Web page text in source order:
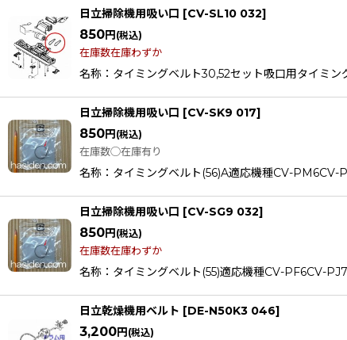
日立掃除機用吸い口 [CV-SL10 032]
850円 (税込)
在庫数在庫わずか
名称：タイミングベルト30,52セット吸口用タイ
日立掃除機用吸い口 [CV-SK9 017]
850円 (税込)
在庫数◯在庫有り
名称：タイミングベルト(56)A適応機種CV-
日立掃除機用吸い口 [CV-SG9 032]
850円 (税込)
在庫数在庫わずか
名称：タイミングベルト(55)適応機種CV-
日立乾燥機用ベルト [DE-N50K3 046]
3,200円 (税込)